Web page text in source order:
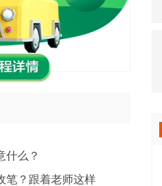
什么？
笔？跟着老师这样